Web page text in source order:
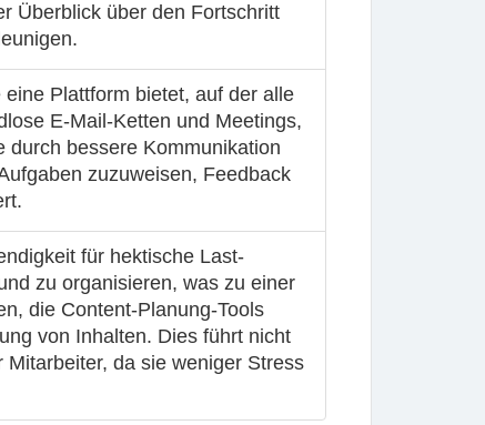
Überblick über den Fortschritt
Plattform bietet, auf der alle
E-Mail-Ketten und Meetings,
durch bessere Kommunikation
zuzuweisen, Feedback
für hektische Last-
zu organisieren, was zu einer
die Content-Planung-Tools
von Inhalten. Dies führt nicht
da sie weniger Stress